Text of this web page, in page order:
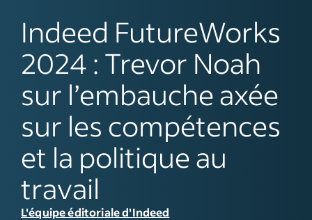
Indeed FutureWorks
2024 : Trevor Noah
sur l’embauche axée
sur les compétences
et la politique au
travail
L'équipe éditoriale d'Indeed